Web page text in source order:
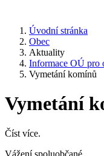
Úvodní stránka
Obec
Aktuality
Informace OÚ pro
Vymetání komínů
Vymetání
Číst více.
Vážení spoluobčané,